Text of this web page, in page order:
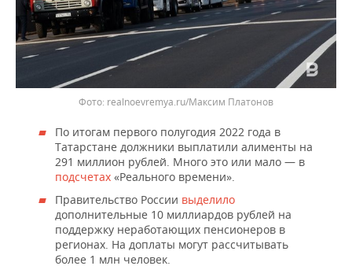
realnoevremya.ru/Максим Платонов
По итогам первого полугодия 2022 года в
Татарстане должники выплатили алименты на
291 миллион рублей. Много это или мало — в
подсчетах «Реального времени».
Правительство России выделило
дополнительные 10 миллиардов рублей на
поддержку неработающих пенсионеров в
регионах. На доплаты могут рассчитывать
более 1 млн человек.